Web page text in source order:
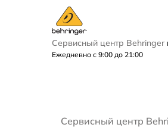
Сервисный центр Behringer
Ежедневно с 9:00 до 21:00
Сервисный центр